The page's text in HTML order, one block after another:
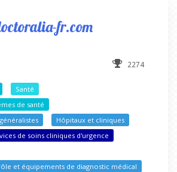
fr.com
2274
Santé
de santé
Hôpitaux et cliniques
de soins cliniques d'urgence
et équipements de diagnostic médical